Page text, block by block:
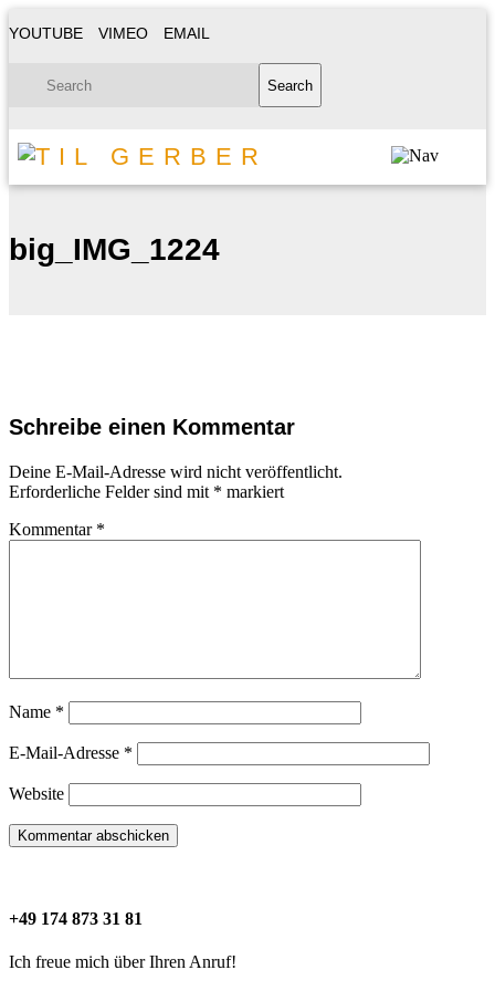
YOUTUBE VIMEO EMAIL
big_IMG_1224
Schreibe einen Kommentar
Deine E-Mail-Adresse wird nicht veröffentlicht.
Erforderliche Felder sind mit * markiert
Kommentar *
Name *
E-Mail-Adresse *
Website
+49 174 873 31 81
Ich freue mich über Ihren Anruf!